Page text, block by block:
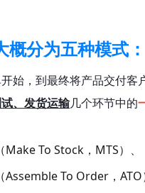
概分为五种模式：
始，到最终将产品交付客
、发货运输几个环节中的
To Stock，MTS）、
Assemble To Order，ATO